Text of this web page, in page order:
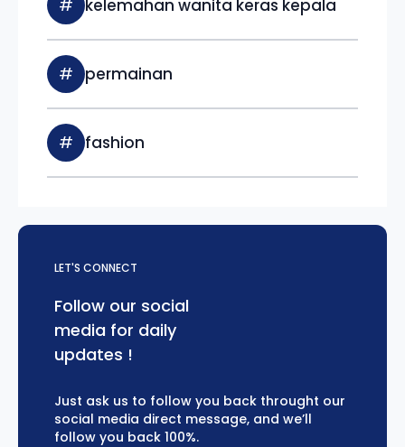
# kelemahan wanita keras kepala
# permainan
# fashion
LET'S CONNECT
Follow our social
media for daily
updates !
Just ask us to follow you back throught our
social media direct message, and we’ll
follow you back 100%.